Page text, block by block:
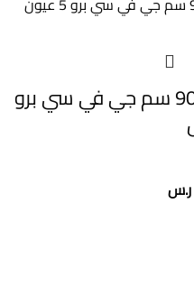
فرن غاز 60*90 سم جي في سي برو
ر.س